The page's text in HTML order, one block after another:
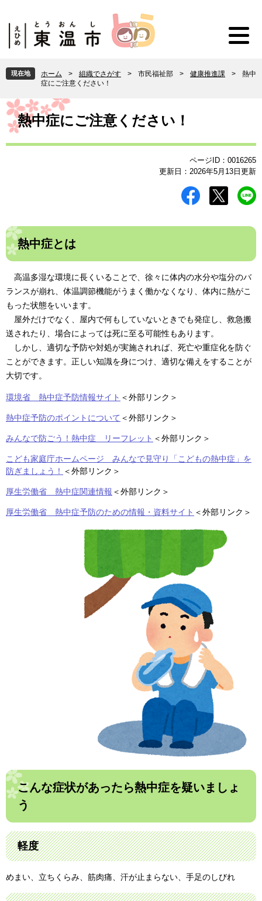
頭
で
。
飛
ば
て
本
へ
現在地 ホーム > 組織でさがす > 市民福祉部 > 健康推進課 >
熱中
症にご注意ください！
本
文 熱中症にご注意ください！
ページID：0016265
更新日：2026年5月13日更新
熱中症とは
高温多湿な環境に長くいることで、徐々に体内の水分や塩分のバ
ランスが崩れ、体温調節機能がうまく働かなくなり、体内に熱がこ
もった状態をいいます。
屋外だけでなく、屋内で何もしていないときでも発症し、救急搬
送されたり、場合によっては死に至る可能性もあります。
しかし、適切な予防や対処が実施されれば、死亡や重症化を防ぐ
ことができます。正しい知識を身につけ、適切な備えをすることが
大切です。
環境省 熱中症予防情報サイト ＜外部リンク＞
熱中症予防のポイントについて ＜外部リンク＞
みんなで防ごう！熱中症 リーフレット ＜外部リンク＞
こども家庭庁ホームページ みんなで見守り「こどもの熱中症」を
防ぎましょう！ ＜外部リンク＞
厚生労働省 熱中症関連情報 ＜外部リンク＞
厚生労働省 熱中症予防のための情報・資料サイト ＜外部リンク＞
こんな症状があったら熱中症を疑いましょ
う
軽度
めまい、立ちくらみ、筋肉痛、汗が止まらない、手足のしびれ